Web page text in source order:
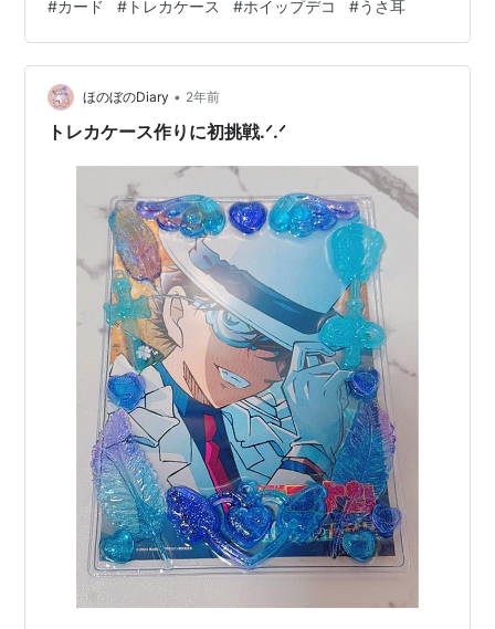
る！招待コード【DWYJTD】をインストールしてメルカ
リで使ってみてね！ アプリのインストールはこちら👇
Google Playでアプリをインストール Appleでアプリをイ
ンストールメルカリ友達紹介キャンペーンはこ…
#カード # トレカケース #ホイップデコ #うさ耳
ほのぼのDiary • 2年前
トレカケース作りに初挑戦.ᐟ.ᐟ